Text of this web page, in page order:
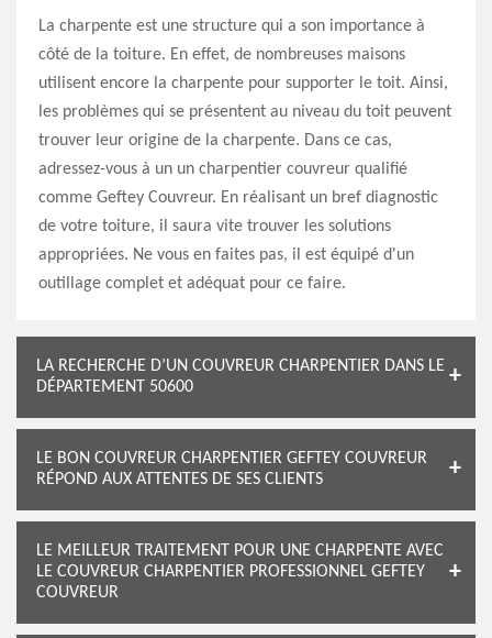
La charpente est une structure qui a son importance à
côté de la toiture. En effet, de nombreuses maisons
utilisent encore la charpente pour supporter le toit. Ainsi,
les problèmes qui se présentent au niveau du toit peuvent
trouver leur origine de la charpente. Dans ce cas,
adressez-vous à un un charpentier couvreur qualifié
comme Geftey Couvreur. En réalisant un bref diagnostic
de votre toiture, il saura vite trouver les solutions
appropriées. Ne vous en faites pas, il est équipé d'un
outillage complet et adéquat pour ce faire.
LA RECHERCHE D’UN COUVREUR CHARPENTIER DANS LE
DÉPARTEMENT 50600
LE BON COUVREUR CHARPENTIER GEFTEY COUVREUR
RÉPOND AUX ATTENTES DE SES CLIENTS
LE MEILLEUR TRAITEMENT POUR UNE CHARPENTE AVEC
LE COUVREUR CHARPENTIER PROFESSIONNEL GEFTEY
COUVREUR